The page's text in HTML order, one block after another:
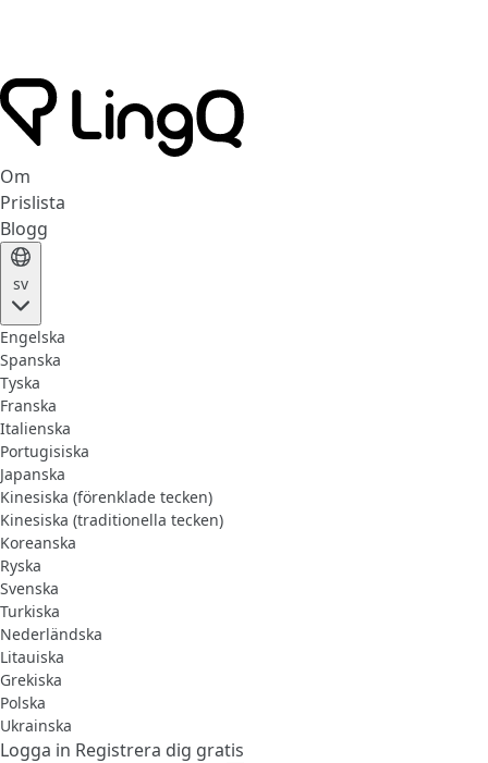
Om
Prislista
Blogg
sv
Engelska
Spanska
Tyska
Franska
Italienska
Portugisiska
Japanska
Kinesiska (förenklade tecken)
Kinesiska (traditionella tecken)
Koreanska
Ryska
Svenska
Turkiska
Nederländska
Litauiska
Grekiska
Polska
Ukrainska
Logga in Registrera dig gratis